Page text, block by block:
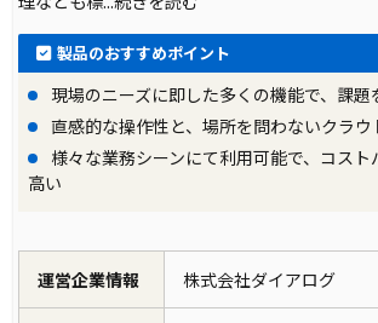
製品のおすすめポイント
現場のニーズに即した多くの機能で、課題
直感的な操作性と、場所を問わないクラウ
様々な業務シーンにて利用可能で、コスト
高い
運営企業情報 株式会社ダイアログ